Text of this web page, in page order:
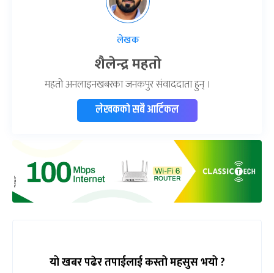
लेखक
शैलेन्द्र महतो
महतो अनलाइनखबरका जनकपुर संवाददाता हुन् ।
लेखकको सबै आर्टिकल
यो खबर पढेर तपाईलाई कस्तो महसुस भयो ?